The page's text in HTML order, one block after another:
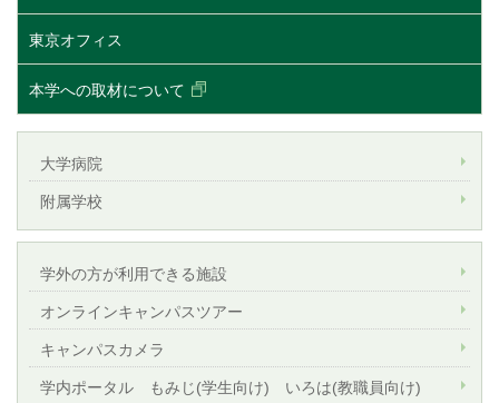
東京オフィス
本学への取材について
大学病院
附属学校
学外の方が利用できる施設
オンラインキャンパスツアー
キャンパスカメラ
学内ポータル もみじ(学生向け) いろは(教職員向け)